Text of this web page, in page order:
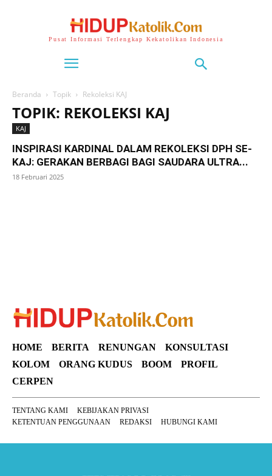
Pusat Informasi Terlengkap Kekatolikan Indonesia
Beranda Topik Rekoleksi KAJ
TOPIK: REKOLEKSI KAJ
KAJ
INSPIRASI KARDINAL DALAM REKOLEKSI DPH SE-
KAJ: GERAKAN BERBAGI BAGI SAUDARA ULTRA...
18 Februari 2025
HOME BERITA RENUNGAN
KONSULTASI
KOLOM
ORANG KUDUS BOOM
PROFIL
CERPEN
TENTANG KAMI
KEBIJAKAN PRIVASI
KETENTUAN PENGGUNAAN
REDAKSI HUBUNGI KAMI